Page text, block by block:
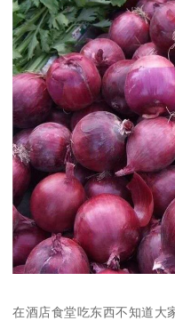
在酒店食堂吃东西不知道大